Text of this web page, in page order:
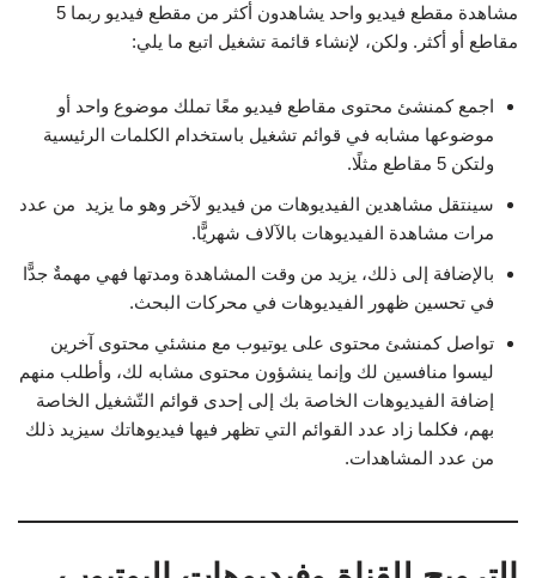
مشاهدة مقطع فيديو واحد يشاهدون أكثر من مقطع فيديو ربما 5
مقاطع أو أكثر. ولكن، لإنشاء قائمة تشغيل اتبع ما يلي:
اجمع كمنشئ محتوى مقاطع فيديو معًا تملك موضوع واحد أو
موضوعها مشابه في قوائم تشغيل باستخدام الكلمات الرئيسية
ولتكن 5 مقاطع مثلًا.
سينتقل مشاهدين الفيديوهات من فيديو لآخر وهو ما يزيد من عدد
مرات مشاهدة الفيديوهات بالآلاف شهريًّا.
بالإضافة إلى ذلك، يزيد من وقت المشاهدة ومدتها فهي مهمةٌ جدًّا
في تحسين ظهور الفيديوهات في محركات البحث.
تواصل كمنشئ محتوى على يوتيوب مع منشئي محتوى آخرين
ليسوا منافسين لك وإنما ينشؤون محتوى مشابه لك، وأطلب منهم
إضافة الفيديوهات الخاصة بك إلى إحدى قوائم التّشغيل الخاصة
بهم، فكلما زاد عدد القوائم التي تظهر فيها فيديوهاتك سيزيد ذلك
من عدد المشاهدات.